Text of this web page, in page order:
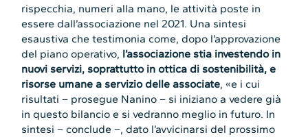
rispecchia, numeri alla mano, le attività poste in
essere dall’associazione nel 2021. Una sintesi
esaustiva che testimonia come, dopo l’approvazione
del piano operativo, l’associazione stia investendo in
nuovi servizi, soprattutto in ottica di sostenibilità, e
risorse umane a servizio delle associate, «e i cui
risultati – prosegue Nanino – si iniziano a vedere già
in questo bilancio e si vedranno meglio in futuro. In
sintesi – conclude –, dato l’avvicinarsi del prossimo